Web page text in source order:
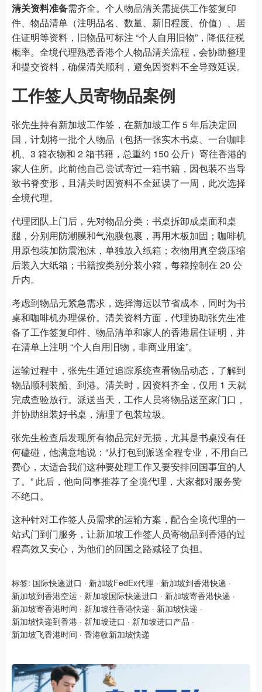
清关资料准备需齐全。个人物品清关需提供工作签复印
件、物品清单（注明品名、数量、新旧程度、价值）、居
住证明等资料，旧物品可标注 “个人自用旧物”，降低征税
概率。全境代理熟悉香港个人物品清关流程，会协助整理
和提交资料，确保清关顺利，避免因资料不全导致延误。
工作签人员寄物品案例
张先生持有新加坡工作签，在新加坡工作 5 年后决定回
国，计划将一批个人物品（包括一张实木书桌、一台咖啡
机、3 箱衣物和 2 箱书籍，总重约 150 公斤）寄往香港的
家人住所。此前他自己尝试寄过一箱书籍，因包装不当导
致书脊变形，且清关时因资料不全延误了一周，此次选择
全境代理。
代理团队上门后，先对物品分类：书桌拆卸成桌面和桌
腿，分别用防潮膜和气泡膜包裹，再用木板加固；咖啡机
用原包装加防震泡沫，单独放入纸箱；衣物用真空袋压缩
后装入大纸箱；书籍按类别分装小箱，每箱控制在 20 公
斤内。
考虑到物品无紧急需求，选择海运以节省成本，同时为书
桌和咖啡机办理保价。清关资料方面，代理协助张先生准
备了工作签复印件、物品清单和家人的香港居住证明，并
在清单上注明 “个人自用旧物，非商业用途”。
运输过程中，张先生通过追踪系统查看物品动态，了解到
物品顺利装船、到港。清关时，因资料齐全，仅用 1 天就
完成查验放行。派送当天，工作人员将物品送至家门口，
并协助组装好书桌，清理了包装垃圾。
张先生检查后发现所有物品完好无损，尤其是书桌没有任
何磕碰，他满意地说：“从打包到派送全程专业，不用自己
费心，太适合我们这种要处理工作又要安排回国事宜的人
了。” 此后，他向同事推荐了全境代理，大家都对服务赞
不绝口。
这种针对工作签人员需求的运输方案，配合全境代理的一
站式门到门服务，让新加坡工作签人员寄物品到香港的过
程高效又安心，为他们的回国之路减轻了负担。
标签: 国际快递进口 · 新加坡FedEx代理 · 新加坡到香港快递 ·
新加坡到香港空运 · 新加坡国际快递进口 · 新加坡寄香港快递 ·
新加坡寄香港时间 · 新加坡往香港快递 · 新加坡快递 ·
新加坡快递到香港 · 新加坡进口 · 新加坡进口产品 ·
新加坡飞香港时间 · 香港收新加坡快递